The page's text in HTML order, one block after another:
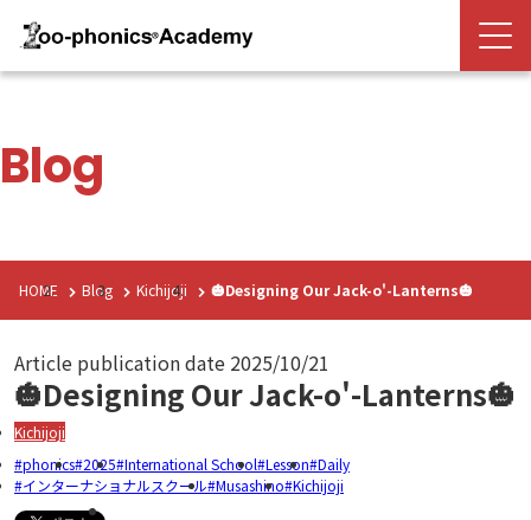
Blog
HOME Blog Kichijoji 🎃Designing Our Jack-o'-Lanterns🎃
Article publication date 2025/10/21
🎃Designing Our Jack-o'-Lanterns🎃
Kichijoji
phonics 2025 International School Lesson Daily
インターナショナルスクール Musashino Kichijoji